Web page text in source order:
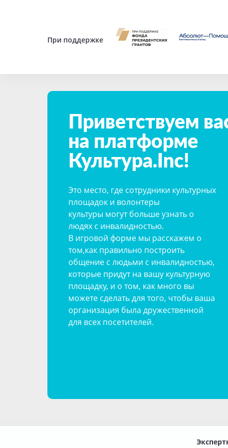
При поддержке
Приветствуем
на платформе
Культура.Inc!
Это место, где сотрудники культурных
площадок и волонтеры
культуры могут больше узнать о
людях с инвалидностью.
В игровой форме мы расскажем о
том,как правильно построить
общение с людьми с инвалидностью,
которые придут на вашу культурную
площадку, и о том, как много вы
можете сделать для того, чтобы ваша
организация была дружественной
для всех посетителей.